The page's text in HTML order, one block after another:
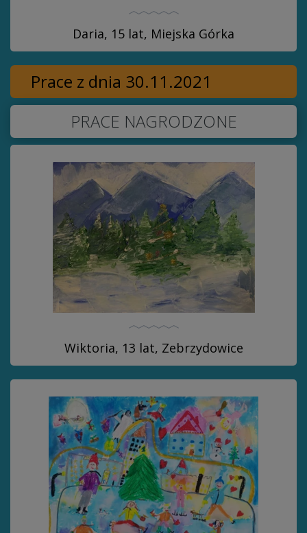
Daria, 15 lat, Miejska Górka
Prace z dnia 30.11.2021
PRACE NAGRODZONE
Wiktoria, 13 lat, Zebrzydowice